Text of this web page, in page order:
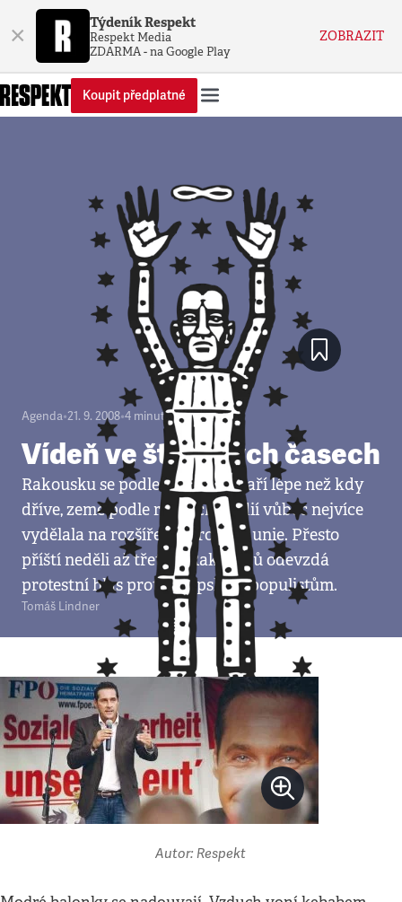
× Týdeník Respekt
Respekt Media
ZDARMA - na Google Play
ZOBRAZIT
Koupit předplatné
Agenda•21. 9. 2008•4 minuty
Vídeň ve šťastných časech
Rakousku se podle ekonomů daří lépe než kdy
dříve, země podle různých studií vůbec nejvíce
vydělala na rozšíření Evropské unie. Přesto
příští neděli až třetina Rakušanů odevzdá
protestní hlas protievropským populistům.
Tomáš Lindner
Autor: Respekt